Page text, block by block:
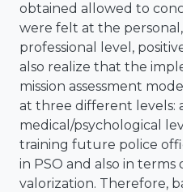
obtained allowed to
were felt at the personal,
professional level, positive
also realize that the
mission assessment
at three different levels:
medical/psychological
training future police
in PSO and also in terms
valorization. Therefore,